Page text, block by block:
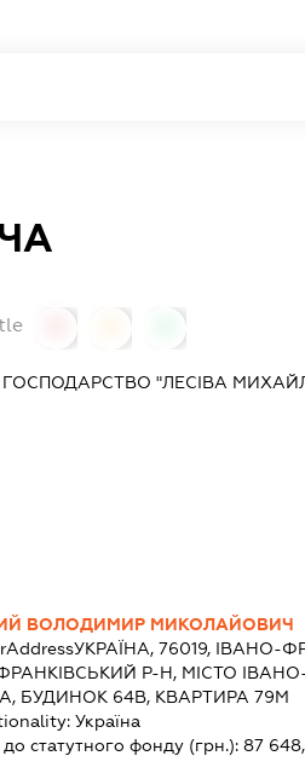
"ЛЕСІВА
ВОЛОДИМИР МИКОЛАЙОВИЧ
УКРАЇНА, 76019, ІВАНО-
Р-Н, МІСТО
БУДИНОК 64В, КВАРТИРА 79М
Україна
до статутного фонду (грн.): 87